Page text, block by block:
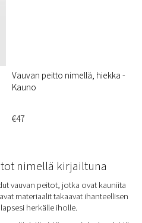
Vauvan peitto nimellä, hiekka -
Kauno
€47
nimellä kirjailtuna
vauvan peitot, jotka ovat kauniita
materiaalit takaavat ihanteellisen
herkälle iholle.